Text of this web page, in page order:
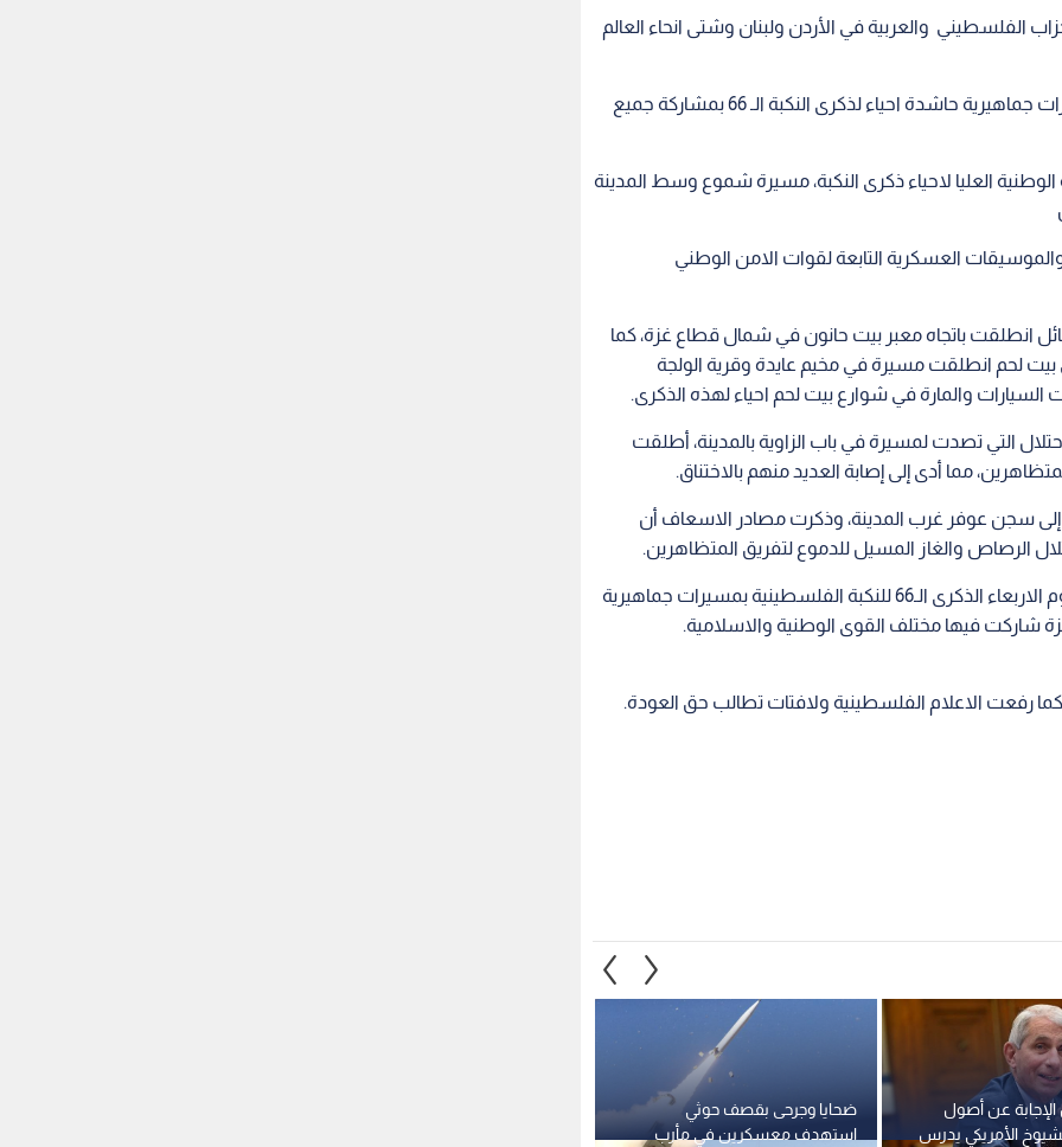
والعربية في الأردن ولبنان وشتى انحاء العالم
وكانت انطلقت في الضفة الغربية وقطاع غزة، مسيرات جماهيرية حاشدة احياء لذكرى النكبة الـ 66 بمشاركة جميع
النكبة الـ 66 نظمت اللجنة الوطنية العليا لاحياء ذكرى النكبة، مسيرة شموع وسط المدينة
العسكرية التابعة لقوات الامن الوطني
انطلقت باتجاه معبر بيت حانون في شمال قطاع غزة، كما
لحم انطلقت مسيرة في مخيم عايدة وقرية الولجة
التي تصدت لمسيرة في باب الزاوية بالمدينة، أطلقت
مما أدى إلى إصابة العديد منهم بالاختناق.
سجن عوفر غرب المدينة، وذكرت مصادر الاسعاف أن
الرصاص والغاز المسيل للدموع لتفريق المتظاهرين.
أحيت جماهير الشعب الفلسطيني في قطاع غزة اليوم الاربعاء الذكرى الـ66 للنكبة الفلسطينية بمسيرات جماهيرية
شاركت فيها مختلف القوى الوطنية والاسلامية.
رفعت الاعلام الفلسطينية ولافتات تطالب حق العودة.
ضحايا وجرحى بقصف حوثي
استهدف معسكرين في مأرب
عن أصول
19.. الشيوخ الأمريكي يدرس